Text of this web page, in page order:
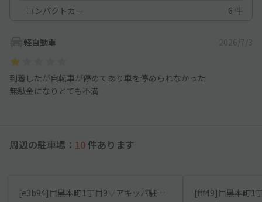
コンパクトカー
6 件
軽自動車 2026/7/3
到着したが自転車が停めてあり車を停められなかった
無駄金になりとても不満
周辺の駐車場： 10 件あります
[e3b94]目黒本町1丁目9▽アキッパ駐車場
[fff49]目黒本町1